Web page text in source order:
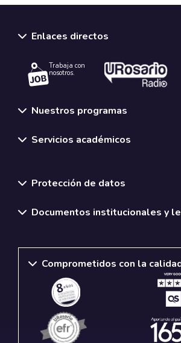
Enlaces directos
Trabaja con
nosotros.
Nuestros programas
Servicios académicos
Protección de datos
Documentos institucionales y
Comprometidos con la